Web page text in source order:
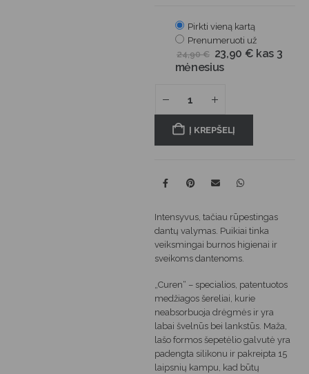
Pirkti vieną kartą
Prenumeruoti už
24,90€ 23,90 € kas 3
mėnesius
Į KREPŠELĮ
Intensyvus, tačiau rūpestingas
dantų valymas. Puikiai tinka
veiksmingai burnos higienai ir
sveikoms dantenoms.
„Curen“ – specialios, patentuotos
medžiagos šereliai, kurie
neabsorbuoja drėgmės ir yra
labai švelnūs bei lankstūs. Maža,
lašo formos šepetėlio galvutė yra
padengta silikonu ir pakreipta 15
laipsnių kampu, kad būtų